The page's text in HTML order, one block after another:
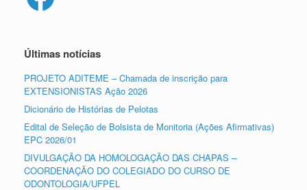
Últimas notícias
PROJETO ADITEME – Chamada de inscrição para
EXTENSIONISTAS Ação 2026
Dicionário de Histórias de Pelotas
Edital de Seleção de Bolsista de Monitoria (Ações Afirmativas)
EPC 2026/01
DIVULGAÇÃO DA HOMOLOGAÇÃO DAS CHAPAS –
COORDENAÇÃO DO COLEGIADO DO CURSO DE
ODONTOLOGIA/UFPEL